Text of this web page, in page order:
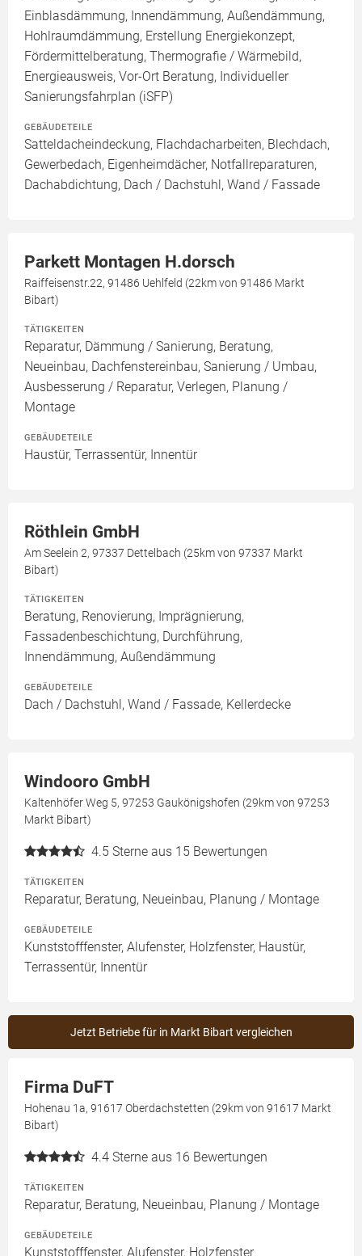
Einblasdämmung, Innendämmung, Außendämmung,
Hohlraumdämmung, Erstellung Energiekonzept,
Fördermittelberatung, Thermografie / Wärmebild,
Energieausweis, Vor-Ort Beratung, Individueller
Sanierungsfahrplan (iSFP)
GEBÄUDETEILE
Satteldacheindeckung, Flachdacharbeiten, Blechdach,
Gewerbedach, Eigenheimdächer, Notfallreparaturen,
Dachabdichtung, Dach / Dachstuhl, Wand / Fassade
Parkett Montagen H.dorsch
Raiffeisenstr.22, 91486 Uehlfeld (22km von 91486 Markt
Bibart)
TÄTIGKEITEN
Reparatur, Dämmung / Sanierung, Beratung,
Neueinbau, Dachfenstereinbau, Sanierung / Umbau,
Ausbesserung / Reparatur, Verlegen, Planung /
Montage
GEBÄUDETEILE
Haustür, Terrassentür, Innentür
Röthlein GmbH
Am Seelein 2, 97337 Dettelbach (25km von 97337 Markt
Bibart)
TÄTIGKEITEN
Beratung, Renovierung, Imprägnierung,
Fassadenbeschichtung, Durchführung,
Innendämmung, Außendämmung
GEBÄUDETEILE
Dach / Dachstuhl, Wand / Fassade, Kellerdecke
Windooro GmbH
Kaltenhöfer Weg 5, 97253 Gaukönigshofen (29km von 97253
Markt Bibart)
4.5 Sterne aus 15 Bewertungen
TÄTIGKEITEN
Reparatur, Beratung, Neueinbau, Planung / Montage
GEBÄUDETEILE
Kunststofffenster, Alufenster, Holzfenster, Haustür,
Terrassentür, Innentür
Jetzt Betriebe für in Markt Bibart vergleichen
Firma DuFT
Hohenau 1a, 91617 Oberdachstetten (29km von 91617 Markt
Bibart)
4.4 Sterne aus 16 Bewertungen
TÄTIGKEITEN
Reparatur, Beratung, Neueinbau, Planung / Montage
GEBÄUDETEILE
Kunststofffenster, Alufenster, Holzfenster